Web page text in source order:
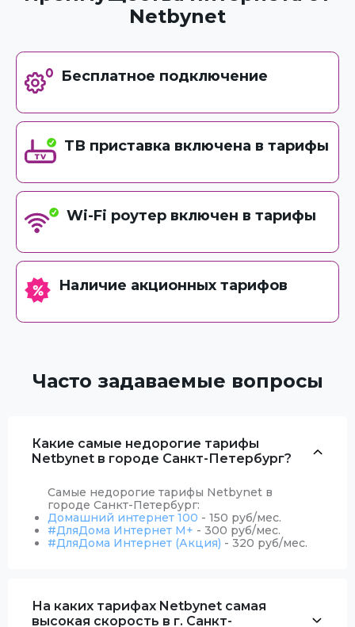
Netbynet
Бесплатное подключение
ТВ приставка включена в тарифы
Wi-Fi роутер включен в тарифы
Наличие акционных тарифов
Часто задаваемые вопросы
Какие самые недорогие тарифы
Netbynet в городе Санкт-Петербург?
Самые недорогие тарифы Netbynet в
городе Санкт-Петербург:
Домашний интернет 100 - 150 руб/мес.
#ДляДома Интернет М+ - 300 руб/мес.
#ДляДома Интернет (Акция) - 320 руб/мес.
На каких тарифах Netbynet самая
высокая скорость в г. Санкт-